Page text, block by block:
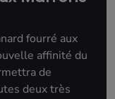
fourré aux
affinité du
de
deux très